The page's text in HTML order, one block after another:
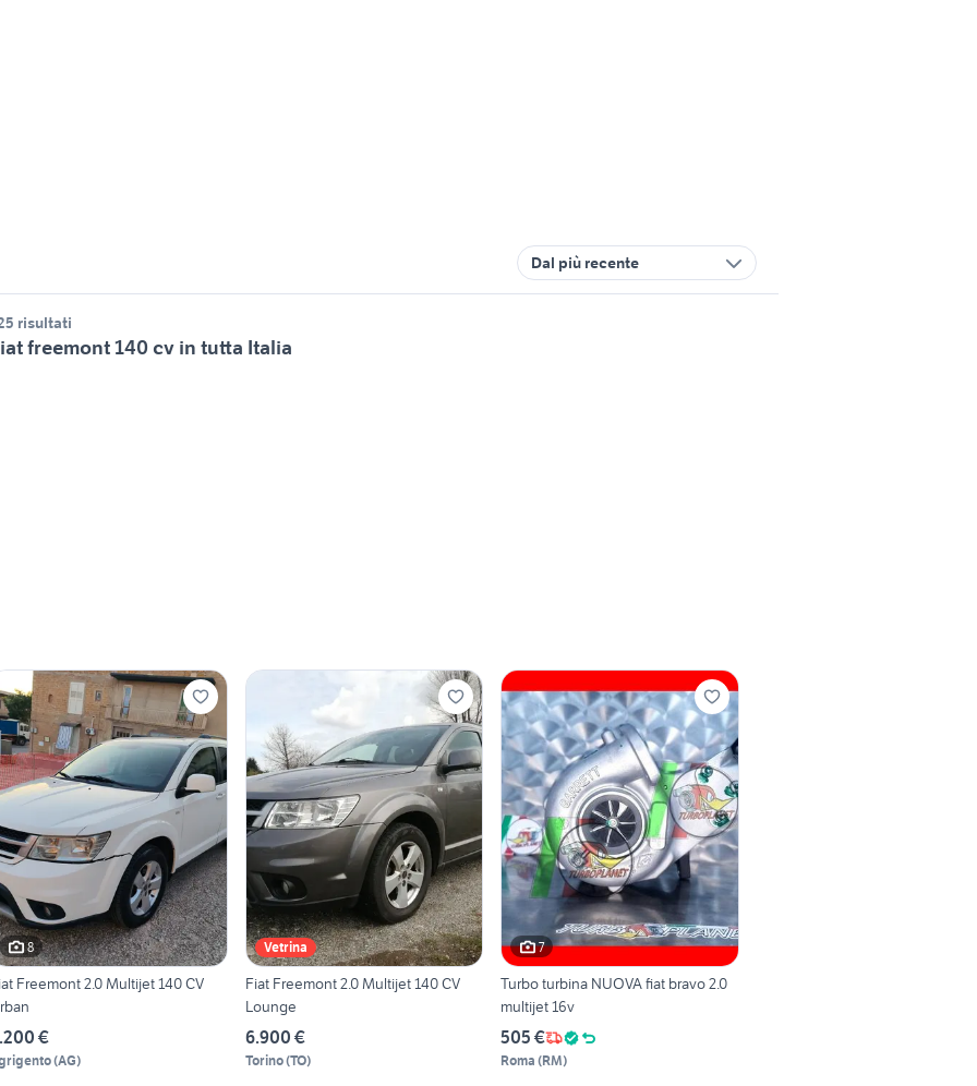
Dal più recente
risultati
freemont 140 cv in tutta Italia
8
Freemont 2.0 Multijet 140 CV
€
(AG)
Vetrina
Fiat Freemont 2.0 Multijet 140 CV
Lounge
6.900 €
Torino(TO)
7
Turbo turbina NUOVA fiat bravo 2.0
multijet 16v
505 €
Roma (RM)